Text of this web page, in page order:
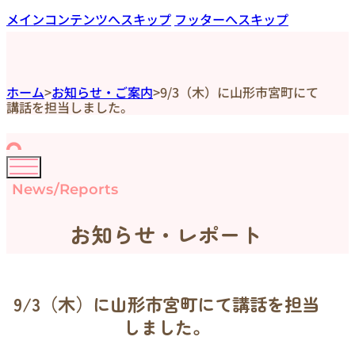
メインコンテンツへスキップ フッターへスキップ
ホーム>お知らせ・ご案内>9/3（木）に山形市宮町にて
講話を担当しました。
News/Reports
お知らせ・レポート
9/3（木）に山形市宮町にて講話を担当
しました。